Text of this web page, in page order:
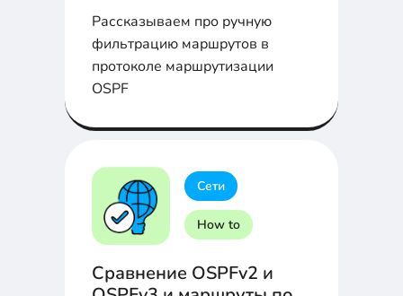
Рассказываем про ручную
фильтрацию маршрутов в
протоколе маршрутизации
OSPF
Сети
How to
Сравнение OSPFv2 и